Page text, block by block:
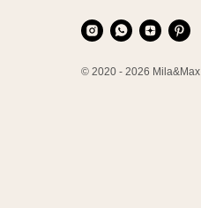
© 2020 - 2026 Mila&Max